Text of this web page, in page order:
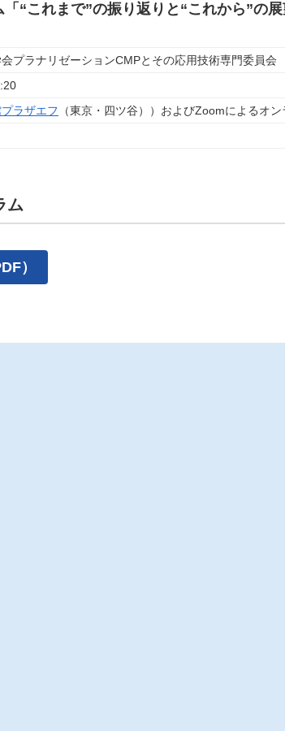
“これまで”の振り返りと“これから”の展
プラナリゼーションCMPとその応用技術専門委員会
ラザエフ （東京・四ツ谷））およびZoomによるオ
ム
）